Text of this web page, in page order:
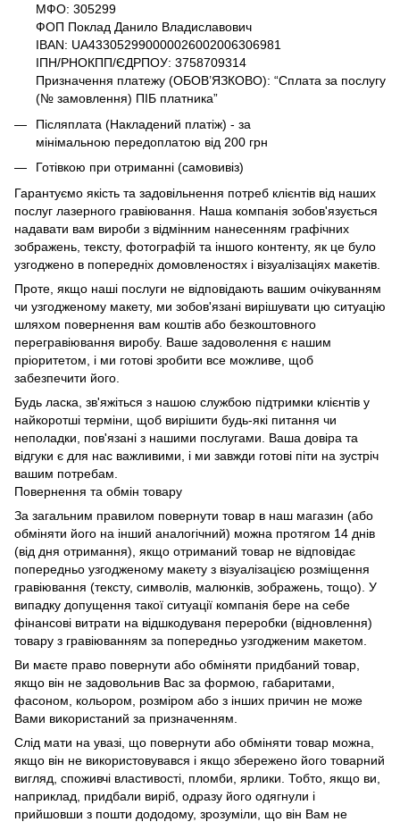
МФО: 305299
ФОП Поклад Данило Владиславович
IBAN: UA433052990000026002006306981
ІПН/РНОКПП/ЄДРПОУ: 3758709314
Призначення платежу (ОБОВ’ЯЗКОВО): “Сплата за послугу
(№ замовлення) ПІБ платника”
Післяплата (Накладений платіж) - за
мінімальною передоплатою від 200 грн
Готівкою при отриманні (самовивіз)
Гарантуємо якість та задовільнення потреб клієнтів від наших
послуг лазерного гравіювання. Наша компанія зобов'язується
надавати вам вироби з відмінним нанесенням графічних
зображень, тексту, фотографій та іншого контенту, як це було
узгоджено в попередніх домовленостях і візуалізаціях макетів.
Проте, якщо наші послуги не відповідають вашим очікуванням
чи узгодженому макету, ми зобов'язані вирішувати цю ситуацію
шляхом повернення вам коштів або безкоштовного
перегравіювання виробу. Ваше задоволення є нашим
пріоритетом, і ми готові зробити все можливе, щоб
забезпечити його.
Будь ласка, зв'яжіться з нашою службою підтримки клієнтів у
найкоротші терміни, щоб вирішити будь-які питання чи
неполадки, пов'язані з нашими послугами. Ваша довіра та
відгуки є для нас важливими, і ми завжди готові піти на зустріч
вашим потребам.
Повернення та обмін товару
За загальним правилом повернути товар в наш магазин (або
обміняти його на інший аналогічний) можна протягом 14 днів
(від дня отримання), якщо отриманий товар не відповідає
попередньо узгодженому макету з візуалізацією розміщення
гравіювання (тексту, символів, малюнків, зображень, тощо). У
випадку допущення такої ситуації компанія бере на себе
фінансові витрати на відшкодуваня переробки (відновлення)
товару з гравіюванням за попередньо узгодженим макетом.
Ви маєте право повернути або обміняти придбаний товар,
якщо він не задовольнив Вас за формою, габаритами,
фасоном, кольором, розміром або з інших причин не може
Вами використаний за призначенням.
Слід мати на увазі, що повернути або обміняти товар можна,
якщо він не використовувався і якщо збережено його товарний
вигляд, споживчі властивості, пломби, ярлики. Тобто, якщо ви,
наприклад, придбали виріб, одразу його одягнули і
прийшовши з пошти дододому, зрозуміли, що він Вам не